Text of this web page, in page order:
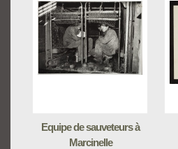
Equipe de sauveteurs à
Marcinelle